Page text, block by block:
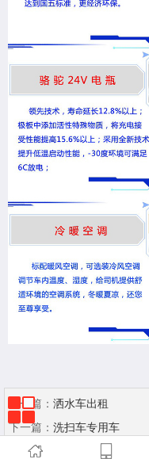
上一篇： 洒水车出租
下一篇： 洗扫车专用车